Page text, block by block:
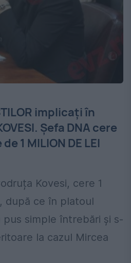
implicați în
Șefa DNA cere
1 MILION DE LEI
Kovesi, cere 1
după ce în platoul
pus simple întrebări și s-
la cazul Mircea